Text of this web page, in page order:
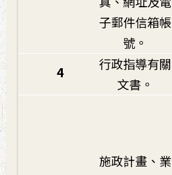
子郵件信箱帳
號。
4
行政指導有關
文書。
施政計畫、業